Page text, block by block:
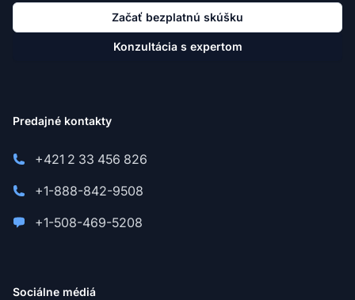
Začať bezplatnú skúšku
Konzultácia s expertom
Predajné kontakty
+421 2 33 456 826
+1-888-842-9508
+1-508-469-5208
Sociálne médiá